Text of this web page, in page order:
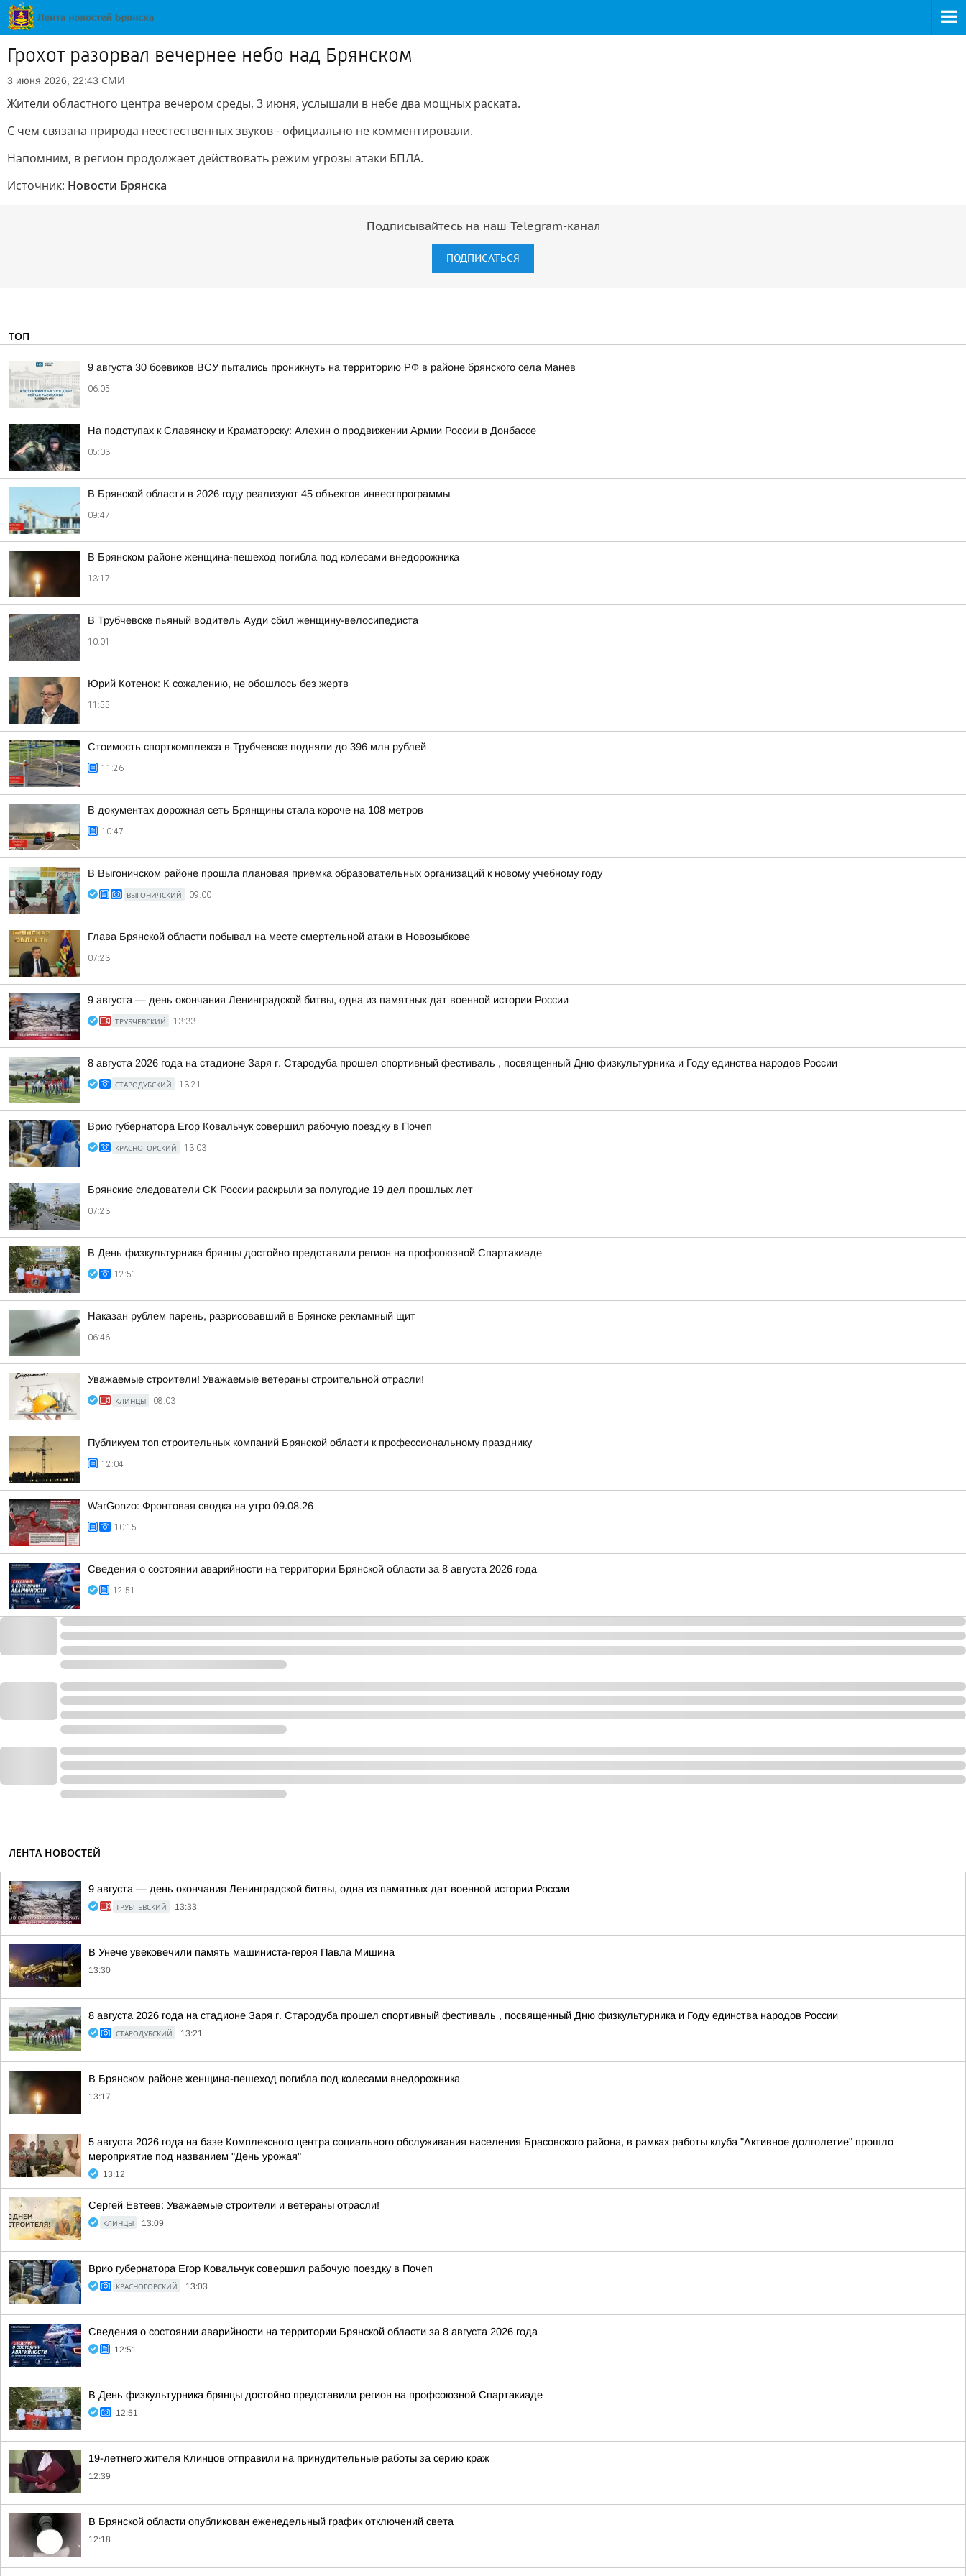
Грохот разорвал вечернее небо над Брянском
3 июня 2026, 22:43 СМИ
Жители областного центра вечером среды, 3 июня, услышали в небе два мощных раската.
С чем связана природа неестественных звуков - официально не комментировали.
Напомним, в регион продолжает действовать режим угрозы атаки БПЛА.
Источник: Новости Брянска
Подписывайтесь на наш Telegram-канал
ПОДПИСАТЬСЯ
ТОП
9 августа 30 боевиков ВСУ пытались проникнуть на территорию РФ в районе брянского села Манев
06:05
На подступах к Славянску и Краматорску: Алехин о продвижении Армии России в Донбассе
05:03
В Брянской области в 2026 году реализуют 45 объектов инвестпрограммы
09:47
В Брянском районе женщина-пешеход погибла под колесами внедорожника
13:17
В Трубчевске пьяный водитель Ауди сбил женщину-велосипедиста
10:01
Юрий Котенок: К сожалению, не обошлось без жертв
11:55
Стоимость спорткомплекса в Трубчевске подняли до 396 млн рублей
11:26
В документах дорожная сеть Брянщины стала короче на 108 метров
10:47
В Выгоничском районе прошла плановая приемка образовательных организаций к новому учебному году
ВЫГОНИЧСКИЙ 09:00
Глава Брянской области побывал на месте смертельной атаки в Новозыбкове
07:23
9 августа — день окончания Ленинградской битвы, одна из памятных дат военной истории России
ТРУБЧЕВСКИЙ 13:33
8 августа 2026 года на стадионе Заря г. Стародуба прошел спортивный фестиваль , посвященный Дню физкультурника и Году единства народов России
СТАРОДУБСКИЙ 13:21
Врио губернатора Егор Ковальчук совершил рабочую поездку в Почеп
КРАСНОГОРСКИЙ 13:03
Брянские следователи СК России раскрыли за полугодие 19 дел прошлых лет
07:23
В День физкультурника брянцы достойно представили регион на профсоюзной Спартакиаде
12:51
Наказан рублем парень, разрисовавший в Брянске рекламный щит
06:46
Уважаемые строители! Уважаемые ветераны строительной отрасли!
КЛИНЦЫ 08:03
Публикуем топ строительных компаний Брянской области к профессиональному празднику
12:04
WarGonzo: Фронтовая сводка на утро 09.08.26
10:15
Сведения о состоянии аварийности на территории Брянской области за 8 августа 2026 года
12:51
ЛЕНТА НОВОСТЕЙ
9 августа — день окончания Ленинградской битвы, одна из памятных дат военной истории России
ТРУБЧЕВСКИЙ 13:33
В Унече увековечили память машиниста-героя Павла Мишина
13:30
8 августа 2026 года на стадионе Заря г. Стародуба прошел спортивный фестиваль , посвященный Дню физкультурника и Году единства народов России
СТАРОДУБСКИЙ 13:21
В Брянском районе женщина-пешеход погибла под колесами внедорожника
13:17
5 августа 2026 года на базе Комплексного центра социального обслуживания населения Брасовского района, в рамках работы клуба "Активное долголетие" прошло
мероприятие под названием "День урожая"
13:12
Сергей Евтеев: Уважаемые строители и ветераны отрасли!
КЛИНЦЫ 13:09
Врио губернатора Егор Ковальчук совершил рабочую поездку в Почеп
КРАСНОГОРСКИЙ 13:03
Сведения о состоянии аварийности на территории Брянской области за 8 августа 2026 года
12:51
В День физкультурника брянцы достойно представили регион на профсоюзной Спартакиаде
12:51
19-летнего жителя Клинцов отправили на принудительные работы за серию краж
12:39
В Брянской области опубликован еженедельный график отключений света
12:18